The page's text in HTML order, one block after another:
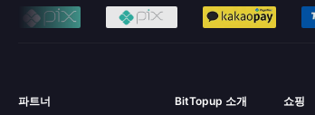
파트너 BitTopup 소개 쇼핑